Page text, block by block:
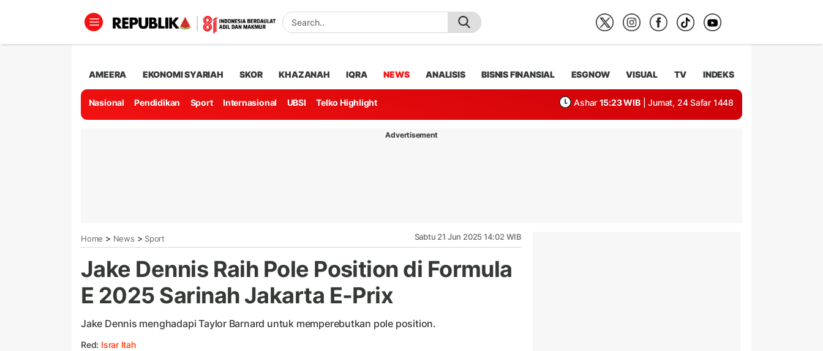
AMEERA EKONOMI SYARIAH SKOR KHAZANAH IQRA NEWS ANALISIS BISNIS FINANSIAL ESGNOW VISUAL TV INDEKS
Nasional Pendidikan Sport Internasional UBSI Telko Highlight Ashar 15:23 WIB | Jumat, 24 Safar 1448
Advertisement
Home > News > Sport Sabtu 21 Jun 2025 14:02 WIB
Jake Dennis Raih Pole Position di Formula
E 2025 Sarinah Jakarta E-Prix
Jake Dennis menghadapi Taylor Barnard untuk memperebutkan pole position.
Red: Israr Itah